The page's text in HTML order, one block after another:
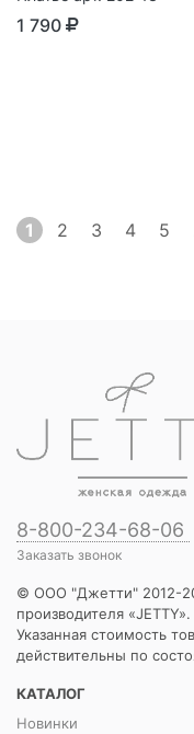
1 790
1 2 3 4 5
8-800-234-68-06
Заказать звонок
© ООО "Джетти" 2012-
производителя
Указанная стоимость
действительны по
КАТАЛОГ
Новинки